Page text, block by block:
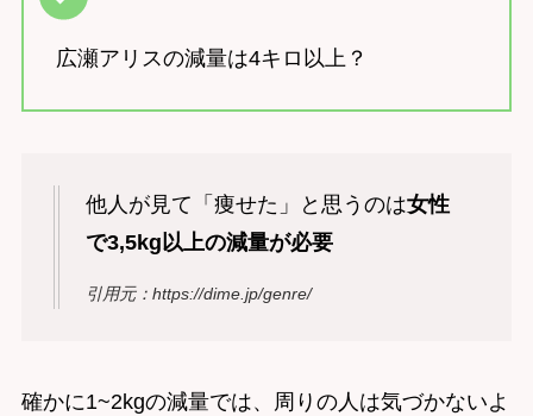
広瀬アリスの減量は4キロ以上？
他人が見て「痩せた」と思うのは女性
で3,5kg以上の減量が必要
引用元：https://dime.jp/genre/
確かに1~2kgの減量では、周りの人は気づかないよ